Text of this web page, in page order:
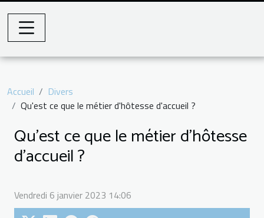
Accueil
Divers
Qu'est ce que le métier d'hôtesse d'accueil ?
Qu'est ce que le métier d'hôtesse
d'accueil ?
Vendredi 6 janvier 2023 14:06